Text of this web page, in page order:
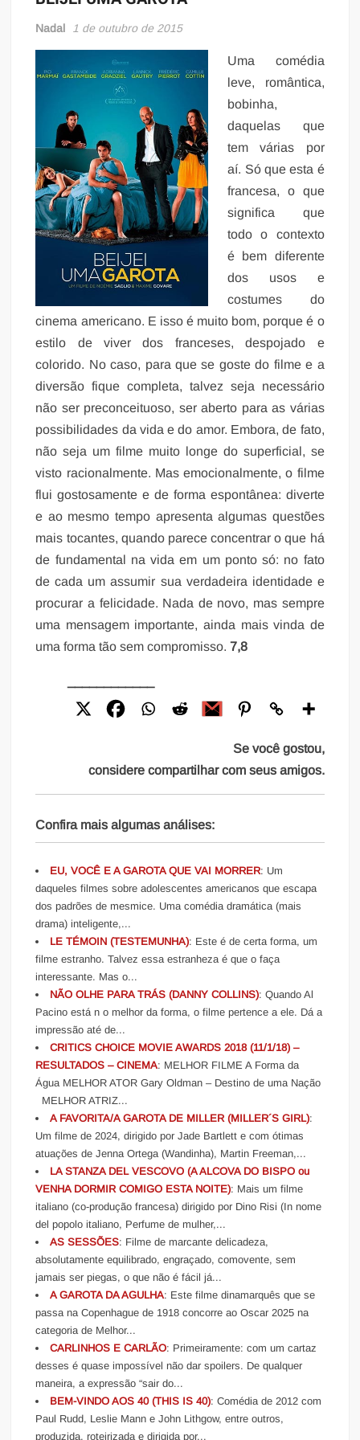
Nadal 1 de outubro de 2015
Uma comédia
leve, romântica,
bobinha,
daquelas que
tem várias por
aí. Só que esta é
francesa, o que
significa que
todo o contexto
é bem diferente
dos usos e
costumes do
cinema americano. E isso é muito bom, porque é o
estilo de viver dos franceses, despojado e
colorido. No caso, para que se goste do filme e a
diversão fique completa, talvez seja necessário
não ser preconceituoso, ser aberto para as várias
possibilidades da vida e do amor. Embora, de fato,
não seja um filme muito longe do superficial, se
visto racionalmente. Mas emocionalmente, o filme
flui gostosamente e de forma espontânea: diverte
e ao mesmo tempo apresenta algumas questões
mais tocantes, quando parece concentrar o que há
de fundamental na vida em um ponto só: no fato
de cada um assumir sua verdadeira identidade e
procurar a felicidade. Nada de novo, mas sempre
uma mensagem importante, ainda mais vinda de
uma forma tão sem compromisso.7,8
Se você gostou,
considere compartilhar com seus amigos.
Confira mais algumas análises:
EU, VOCÊ E A GAROTA QUE VAI MORRER: Um
daqueles filmes sobre adolescentes americanos que escapa
dos padrões de mesmice. Uma comédia dramática (mais
drama) inteligente,...
LE TÉMOIN (TESTEMUNHA): Este é de certa forma, um
filme estranho. Talvez essa estranheza é que o faça
interessante. Mas o...
NÃO OLHE PARA TRÁS (DANNY COLLINS): Quando Al
Pacino está n o melhor da forma, o filme pertence a ele. Dá a
impressão até de...
CRITICS CHOICE MOVIE AWARDS 2018 (11/1/18) –
RESULTADOS – CINEMA: MELHOR FILME A Forma da
Água MELHOR ATOR Gary Oldman – Destino de uma Nação
MELHOR ATRIZ...
A FAVORITA/A GAROTA DE MILLER (MILLER´S GIRL):
Um filme de 2024, dirigido por Jade Bartlett e com ótimas
atuações de Jenna Ortega (Wandinha), Martin Freeman,...
LA STANZA DEL VESCOVO (A ALCOVA DO BISPO ou
VENHA DORMIR COMIGO ESTA NOITE): Mais um filme
italiano (co-produção francesa) dirigido por Dino Risi (In nome
del popolo italiano, Perfume de mulher,...
AS SESSÕES: Filme de marcante delicadeza,
absolutamente equilibrado, engraçado, comovente, sem
jamais ser piegas, o que não é fácil já...
A GAROTA DA AGULHA: Este filme dinamarquês que se
passa na Copenhague de 1918 concorre ao Oscar 2025 na
categoria de Melhor...
CARLINHOS E CARLÃO: Primeiramente: com um cartaz
desses é quase impossível não dar spoilers. De qualquer
maneira, a expressão “sair do...
BEM-VINDO AOS 40 (THIS IS 40): Comédia de 2012 com
Paul Rudd, Leslie Mann e John Lithgow, entre outros,
produzida, roteirizada e dirigida por...